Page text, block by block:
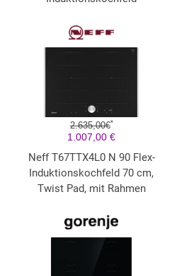
2.635,00€*
1.007,00 €
Neff T67TTX4L0 N 90 Flex-
Induktionskochfeld 70 cm,
Twist Pad, mit Rahmen